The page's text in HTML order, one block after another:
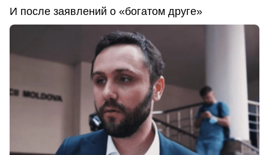
И после заявлений о «богатом друге»